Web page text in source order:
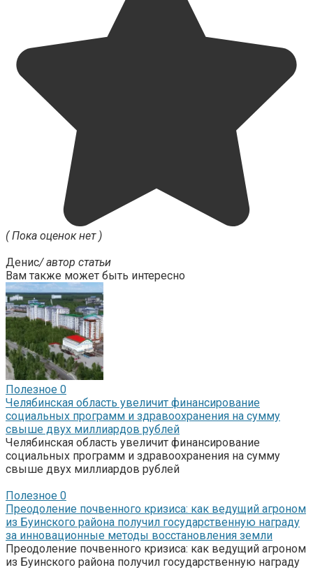
( Пока оценок нет )
Денис/ автор статьи
Вам также может быть интересно
Полезное 0
Челябинская область увеличит финансирование
социальных программ и здравоохранения на сумму
свыше двух миллиардов рублей
Челябинская область увеличит финансирование
социальных программ и здравоохранения на сумму
свыше двух миллиардов рублей
Полезное 0
Преодоление почвенного кризиса: как ведущий агроном
из Буинского района получил государственную награду
за инновационные методы восстановления земли
Преодоление почвенного кризиса: как ведущий агроном
из Буинского района получил государственную награду